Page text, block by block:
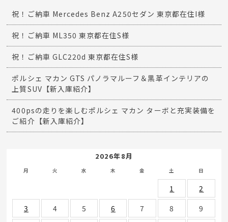
祝！ご納車 Mercedes Benz A250セダン 東京都在住I様
祝！ご納車 ML350 東京都在住S様
祝！ご納車 GLC220d 東京都在住S様
ポルシェ マカン GTS パノラマルーフ＆黒革インテリアの
上質SUV【新入庫紹介】
400psの走りを楽しむポルシェ マカン ターボと充実装備を
ご紹介【新入庫紹介】
2026年8月
月 火 水 木 金 土 日
1
2
3
4 5 6 7 8
9